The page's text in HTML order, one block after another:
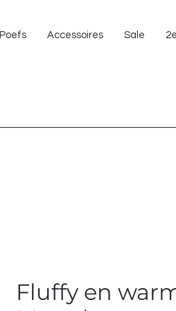
Poefs Accessoires Sale
Fluffy en